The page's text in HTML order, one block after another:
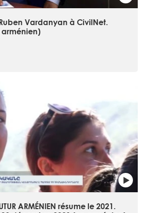
Vardanyan à CivilNet.
ARMÉNIEN résume le 2021.